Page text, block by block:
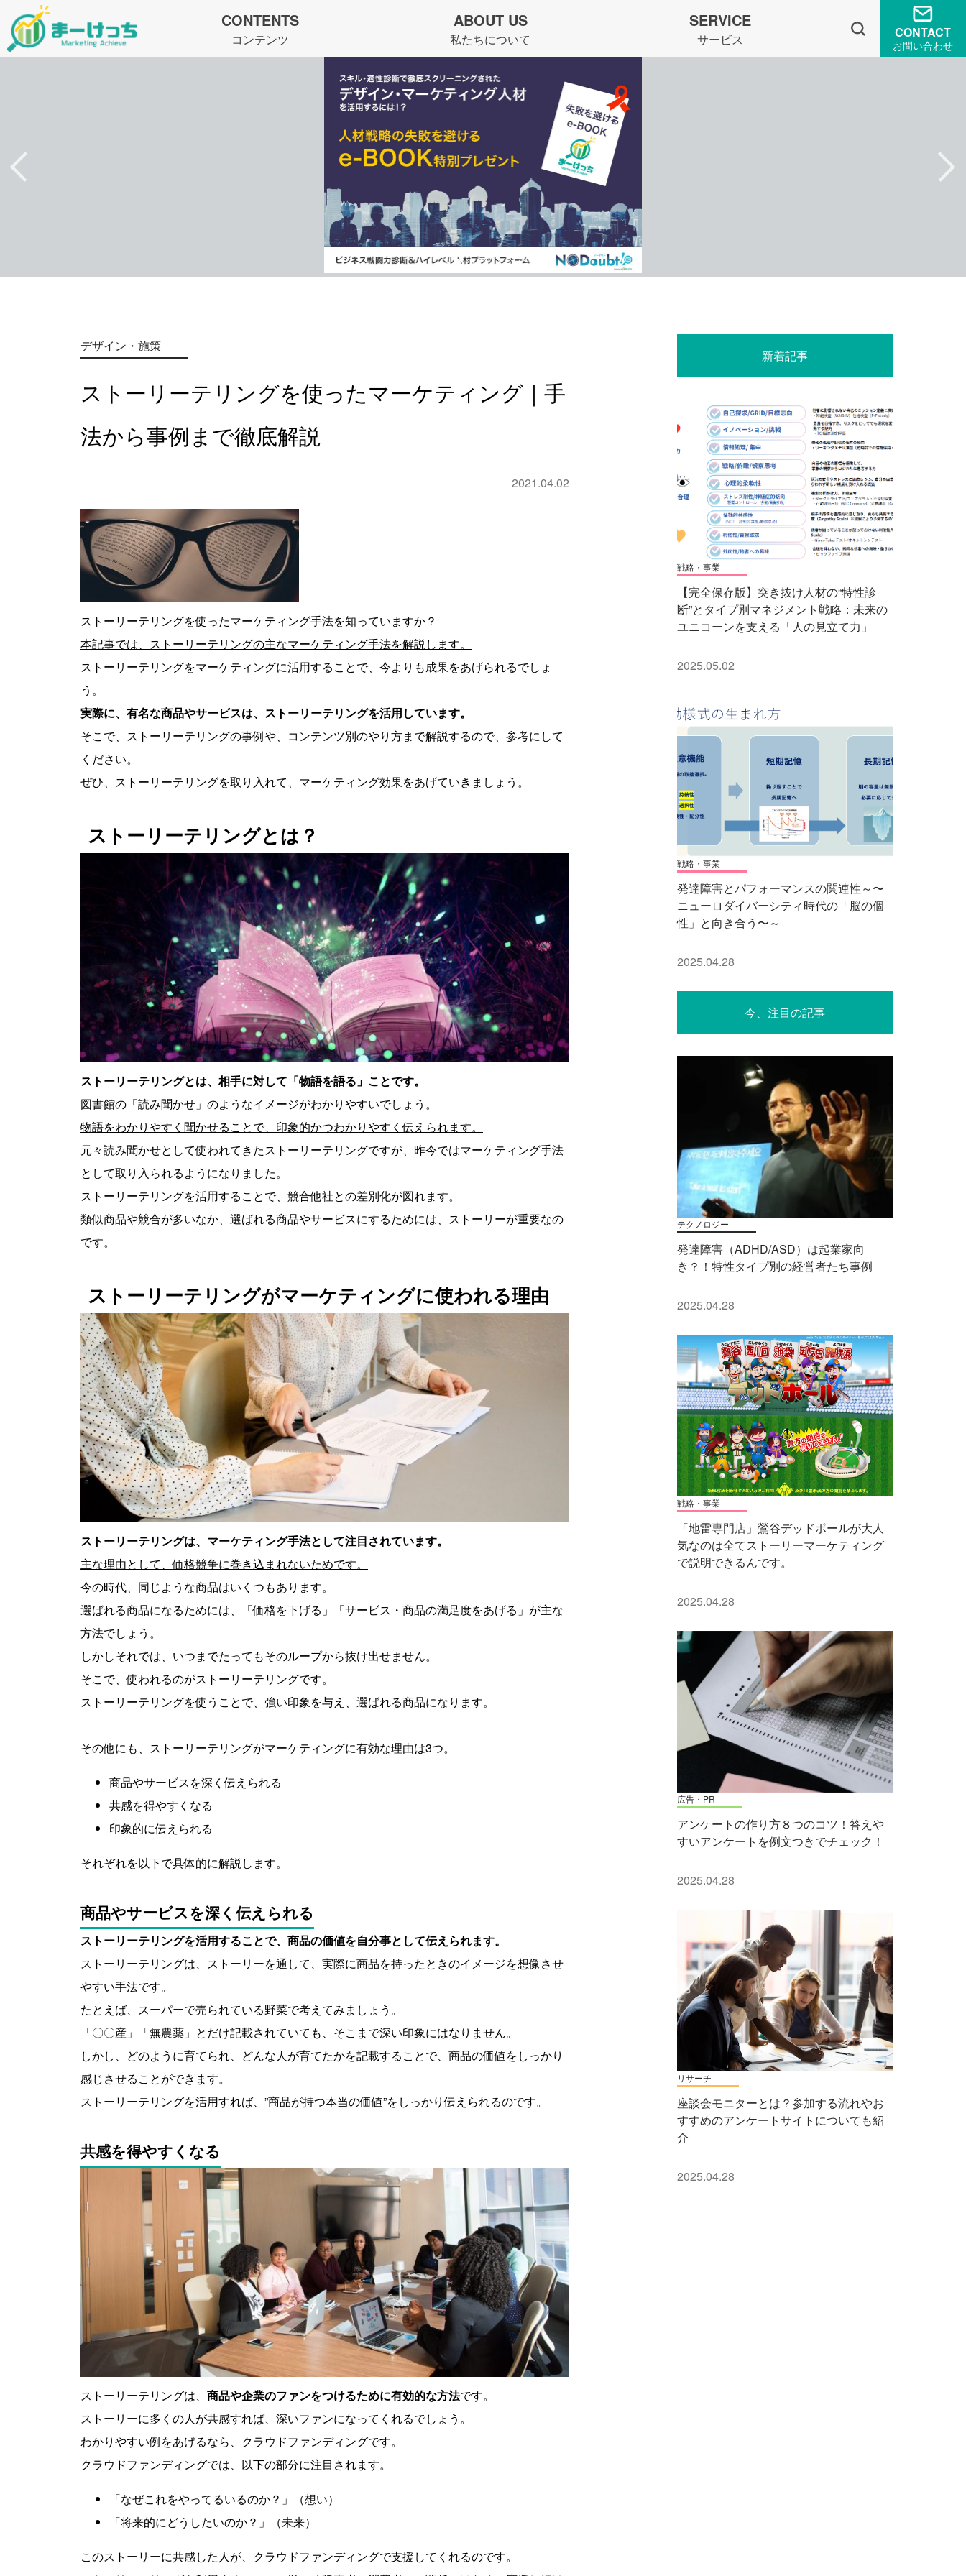
CONTENTS
コンテンツ
ABOUT US
私たちについて
SERVICE
サービス CONTACT
お問い合わせ
デザイン・施策
ストーリーテリングを使ったマーケティング｜手
法から事例まで徹底解説
2021.04.02
ストーリーテリングを使ったマーケティング手法を知っていますか？
本記事では、ストーリーテリングの主なマーケティング手法を解説します。
ストーリーテリングをマーケティングに活用することで、今よりも成果をあげられるでしょ
う。
実際に、有名な商品やサービスは、ストーリーテリングを活用しています。
そこで、ストーリーテリングの事例や、コンテンツ別のやり方まで解説するので、参考にして
ください。
ぜひ、ストーリーテリングを取り入れて、マーケティング効果をあげていきましょう。
ストーリーテリングとは？
ストーリーテリングとは、相手に対して「物語を語る」ことです。
図書館の「読み聞かせ」のようなイメージがわかりやすいでしょう。
物語をわかりやすく聞かせることで、印象的かつわかりやすく伝えられます。
元々読み聞かせとして使われてきたストーリーテリングですが、昨今ではマーケティング手法
として取り入られるようになりました。
ストーリーテリングを活用することで、競合他社との差別化が図れます。
類似商品や競合が多いなか、選ばれる商品やサービスにするためには、ストーリーが重要なの
です。
ストーリーテリングがマーケティングに使われる理由
ストーリーテリングは、マーケティング手法として注目されています。
主な理由として、価格競争に巻き込まれないためです。
今の時代、同じような商品はいくつもあります。
選ばれる商品になるためには、「価格を下げる」「サービス・商品の満足度をあげる」が主な
方法でしょう。
しかしそれでは、いつまでたってもそのループから抜け出せません。
そこで、使われるのがストーリーテリングです。
ストーリーテリングを使うことで、強い印象を与え、選ばれる商品になります。
その他にも、ストーリーテリングがマーケティングに有効な理由は3つ。
商品やサービスを深く伝えられる
共感を得やすくなる
印象的に伝えられる
それぞれを以下で具体的に解説します。
商品やサービスを深く伝えられる
ストーリーテリングを活用することで、商品の価値を自分事として伝えられます。
ストーリーテリングは、ストーリーを通して、実際に商品を持ったときのイメージを想像させ
やすい手法です。
たとえば、スーパーで売られている野菜で考えてみましょう。
「〇〇産」「無農薬」とだけ記載されていても、そこまで深い印象にはなりません。
しかし、どのように育てられ、どんな人が育てたかを記載することで、商品の価値をしっかり
感じさせることができます。
ストーリーテリングを活用すれば、”商品が持つ本当の価値”をしっかり伝えられるのです。
共感を得やすくなる
ストーリーテリングは、 商品や企業のファンをつけるために有効的な方法です。
ストーリーに多くの人が共感すれば、深いファンになってくれるでしょう。
わかりやすい例をあげるなら、クラウドファンディングです。
クラウドファンディングでは、以下の部分に注目されます。
「なぜこれをやってるいるのか？」（想い）
「将来的にどうしたいのか？」（未来）
このストーリーに共感した人が、クラウドファンディングで支援してくれるのです。
新着記事
戦略・事業
【完全保存版】突き抜け人材の“特性診
断”とタイプ別マネジメント戦略：未来の
ユニコーンを支える「人の見立て力」
2025.05.02
戦略・事業
発達障害とパフォーマンスの関連性～〜
ニューロダイバーシティ時代の「脳の個
性」と向き合う〜～
2025.04.28
今、注目の記事
テクノロジー
発達障害（ADHD/ASD）は起業家向
き？！特性タイプ別の経営者たち事例
2025.04.28
戦略・事業
「地雷専門店」鶯谷デッドボールが大人
気なのは全てストーリーマーケティング
で説明できるんです。
2025.04.28
広告・PR
アンケートの作り方８つのコツ！答えや
すいアンケートを例文つきでチェック！
2025.04.28
リサーチ
座談会モニターとは？参加する流れやお
すすめのアンケートサイトについても紹
介
2025.04.28